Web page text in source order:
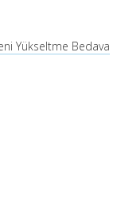
Yükseltme Bedava